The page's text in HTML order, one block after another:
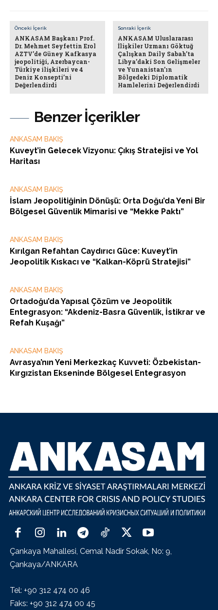
Benzer İçerikler
ANKASAM BAKIŞ
Kuveyt’in Gelecek Vizyonu: Çıkış Stratejisi ve Yol
Haritası
ANKASAM BAKIŞ
İslam Jeopolitiğinin Dönüşü: Orta Doğu’da Yeni Bir
Bölgesel Güvenlik Mimarisi ve “Mekke Paktı”
ANKASAM BAKIŞ
Kırılgan Refahtan Caydırıcı Güce: Kuveyt’in
Jeopolitik Kıskacı ve “Kalkan-Köprü Stratejisi”
ANKASAM BAKIŞ
Ortadoğu’da Yapısal Çözüm ve Jeopolitik
Entegrasyon: “Akdeniz-Basra Güvenlik, İstikrar ve
Refah Kuşağı”
ANKASAM BAKIŞ
Avrasya’nın Yeni Merkezkaç Kuvveti: Özbekistan-
Kırgızistan Ekseninde Bölgesel Entegrasyon
Önceki İçerik
ANKASAM Başkanı Prof.
Dr. Mehmet Seyfettin Erol
AZTV’de Güney Kafkasya
jeopolitiği, Azerbaycan-
Türkiye ilişkileri ve 4
Deniz Konsepti’ni
Değerlendirdi
Sonraki İçerik
ANKASAM Uluslararası
İlişkiler Uzmanı Göktuğ
Çalışkan Daily Sabah’ta
Libya’daki Son Gelişmeler
ve Yunanistan’ın
Bölgedeki Diplomatik
Hamlelerini Değerlendirdi
Çankaya Mahallesi, Cemal Nadir Sokak, No: 9,
Çankaya/ANKARA
Tel: +90 312 474 00 46
Faks: +90 312 474 00 45